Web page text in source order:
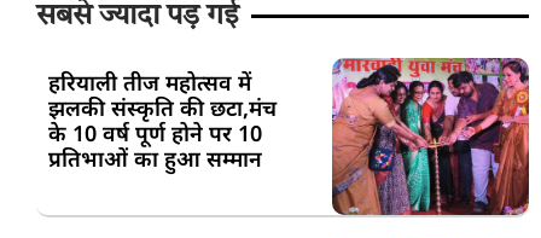
सबसे ज्यादा पड़ गई
हरियाली तीज महोत्सव में
झलकी संस्कृति की छटा,मंच
के 10 वर्ष पूर्ण होने पर 10
प्रतिभाओं का हुआ सम्मान